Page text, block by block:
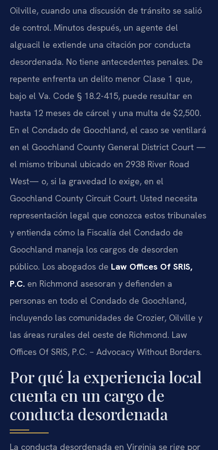
Oilville, cuando una discusión de tránsito se salió
de control. Minutos después, un agente del
alguacil le extiende una citación por conducta
desordenada. No tiene antecedentes penales. De
repente enfrenta un delito menor Clase 1 que,
bajo el Va. Code § 18.2-415, puede resultar en
hasta 12 meses de cárcel y una multa de $2,500.
En el Condado de Goochland, el caso se ventilará
en el Goochland County General District Court —
el mismo tribunal ubicado en 2938 River Road
West— o, si la gravedad lo exige, en el
Goochland County Circuit Court. Usted necesita
representación legal que conozca estos tribunales
y entienda cómo la Fiscalía del Condado de
Goochland maneja los cargos de desorden
público. Los abogados de Law Offices Of SRIS,
P.C. en Richmond asesoran y defienden a
personas en todo el Condado de Goochland,
incluyendo las comunidades de Crozier, Oilville y
las áreas rurales del oeste de Richmond. Law
Offices Of SRIS, P.C. – Advocacy Without Borders.
Por qué la experiencia local
cuenta en un cargo de
conducta desordenada
La conducta desordenada en Virginia se rige por